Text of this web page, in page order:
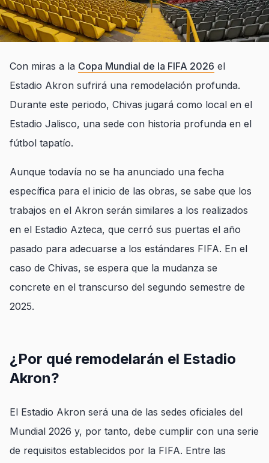
Con miras a la Copa Mundial de la FIFA 2026 el
Estadio Akron sufrirá una remodelación profunda.
Durante este periodo, Chivas jugará como local en el
Estadio Jalisco, una sede con historia profunda en el
fútbol tapatío.
Aunque todavía no se ha anunciado una fecha
específica para el inicio de las obras, se sabe que los
trabajos en el Akron serán similares a los realizados
en el Estadio Azteca, que cerró sus puertas el año
pasado para adecuarse a los estándares FIFA. En el
caso de Chivas, se espera que la mudanza se
concrete en el transcurso del segundo semestre de
2025.
¿Por qué remodelarán el Estadio
Akron?
El Estadio Akron será una de las sedes oficiales del
Mundial 2026 y, por tanto, debe cumplir con una serie
de requisitos establecidos por la FIFA. Entre las